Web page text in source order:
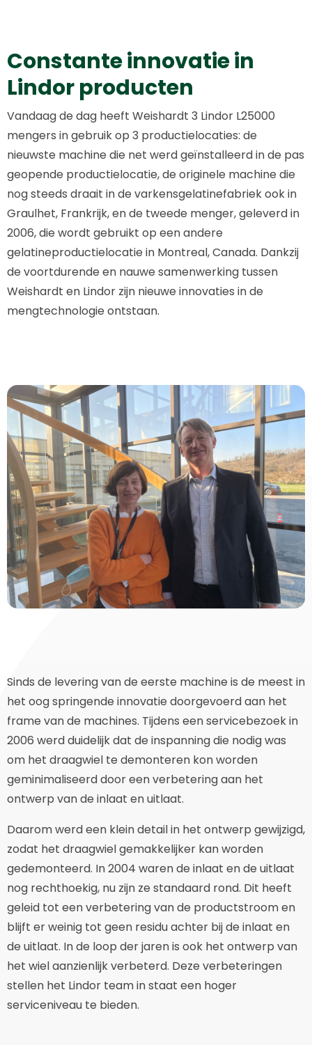
Constante innovatie in
Lindor producten
Vandaag de dag heeft Weishardt 3 Lindor L25000
mengers in gebruik op 3 productielocaties: de
nieuwste machine die net werd geïnstalleerd in de pas
geopende productielocatie, de originele machine die
nog steeds draait in de varkensgelatinefabriek ook in
Graulhet, Frankrijk, en de tweede menger, geleverd in
2006, die wordt gebruikt op een andere
gelatineproductielocatie in Montreal, Canada. Dankzij
de voortdurende en nauwe samenwerking tussen
Weishardt en Lindor zijn nieuwe innovaties in de
mengtechnologie ontstaan.
Sinds de levering van de eerste machine is de meest in
het oog springende innovatie doorgevoerd aan het
frame van de machines. Tijdens een servicebezoek in
2006 werd duidelijk dat de inspanning die nodig was
om het draagwiel te demonteren kon worden
geminimaliseerd door een verbetering aan het
ontwerp van de inlaat en uitlaat.
Daarom werd een klein detail in het ontwerp gewijzigd,
zodat het draagwiel gemakkelijker kan worden
gedemonteerd. In 2004 waren de inlaat en de uitlaat
nog rechthoekig, nu zijn ze standaard rond. Dit heeft
geleid tot een verbetering van de productstroom en
blijft er weinig tot geen residu achter bij de inlaat en
de uitlaat. In de loop der jaren is ook het ontwerp van
het wiel aanzienlijk verbeterd. Deze verbeteringen
stellen het Lindor team in staat een hoger
serviceniveau te bieden.